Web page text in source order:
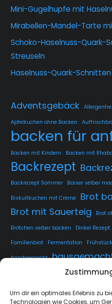
Um dir ein optimales Erlebnis zu
Technologien wie Cookies, um
Mini-Gugelhupfe mit
Mirabellen-Mandel-Tarte
Schoko-Haselnuss-Quark-
Streuseln
Haselnuss-Quark-
Adventsgebäck
Apfelkuchen ohne Backen
backen für
Backen mit Kindern Backen mit
Backrezept
Backrezept Sommer Baiser selber
Biskuitkuchen mit Creme Brot
Brot mit Sauerteig Brot
Brötchen selber backen
Dinkel Rezept
Familienbrot
Fermentation
handgemacht
kuchen lange